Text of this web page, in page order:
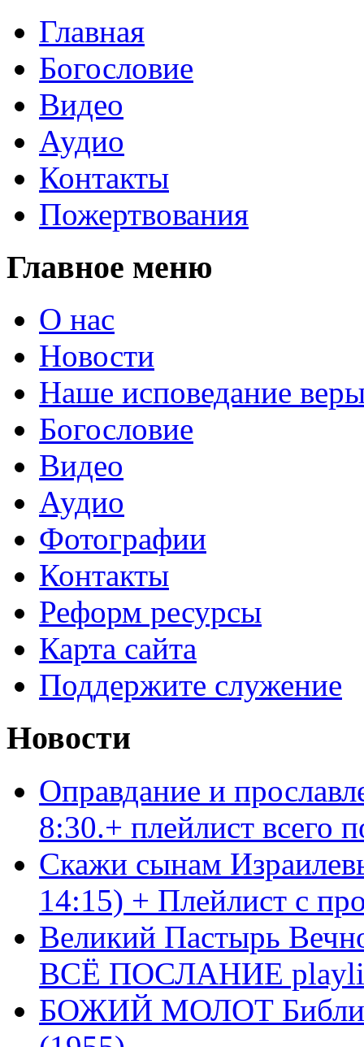
Главная
Богословие
Видео
Аудио
Контакты
Пожертвования
Главное меню
О нас
Новости
Наше исповедание
Богословие
Видео
Аудио
Фотографии
Контакты
Реформ ресурсы
Карта сайта
Поддержите служение
Новости
Оправдание и
8:30.+ плейлист
Скажи сынам
14:15) + Плейлист с
Великий Пастырь
ВСЁ ПОСЛАНИЕ
БОЖИЙ МОЛОТ Библия